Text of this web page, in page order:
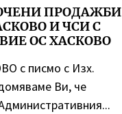
ПРОДАЖБИ
И ЧСИ С
ОС ХАСКОВО
с писмо с Изх.
Ви, че